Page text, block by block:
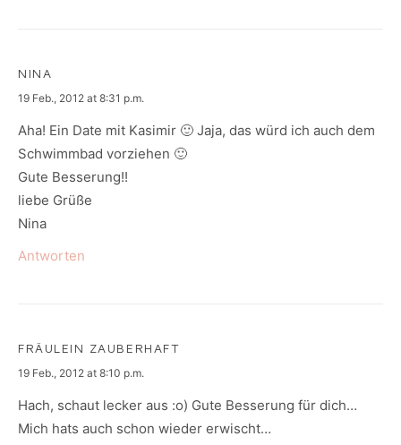
NINA
says:
19 Feb., 2012 at 8:31 p.m.
Aha! Ein Date mit Kasimir 🙂 Jaja, das würd ich auch dem
Schwimmbad vorziehen 🙂
Gute Besserung!!
liebe Grüße
Nina
Antworten
FRÄULEIN ZAUBERHAFT
says:
19 Feb., 2012 at 8:10 p.m.
Hach, schaut lecker aus :o) Gute Besserung für dich…
Mich hats auch schon wieder erwischt…